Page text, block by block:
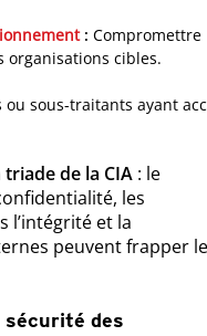
: Compromettre
cibles.
ou sous-traitants ayant
de la CIA : le
les
l’intégrité et la
peuvent frapper
sécurité des